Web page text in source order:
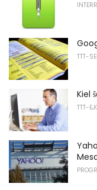
TTT-
Kiel
TTT-